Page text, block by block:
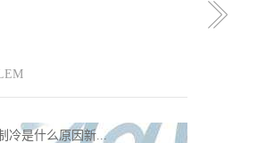
冷是什么原因新...